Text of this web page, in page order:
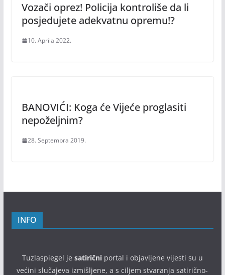
Vozači oprez! Policija kontroliše da li
posjedujete adekvatnu opremu!?
10. Aprila 2022.
BANOVIĆI: Koga će Vijeće proglasiti
nepoželjnim?
28. Septembra 2019.
INFO
Tuzlaspiegel je satiričniportal i objavljene vijesti su u
većini slučajeva izmišljene, a s ciljem stvaranja satirično-